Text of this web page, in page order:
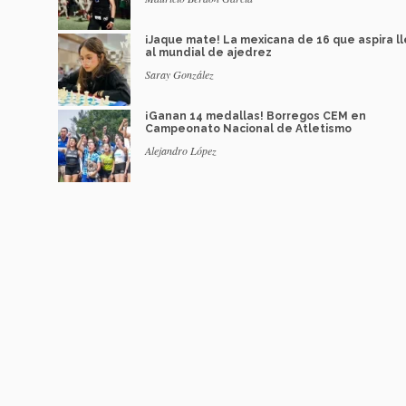
¡Jaque mate! La mexicana de 16 que aspira
al mundial de ajedrez
Saray González
¡Ganan 14 medallas! Borregos CEM en
Campeonato Nacional de Atletismo
Alejandro López